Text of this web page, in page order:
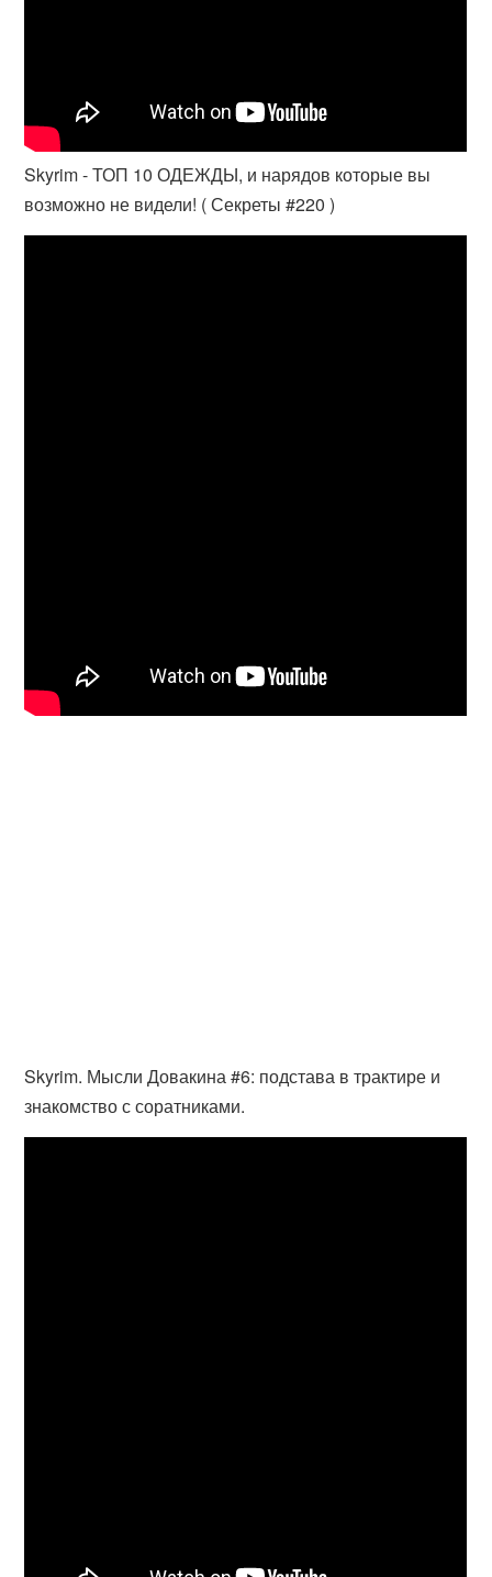
Skyrim - ТОП 10 ОДЕЖДЫ, и нарядов которые вы
возможно не видели! ( Секреты #220 )
Skyrim. Мысли Довакина #6: подстава в трактире и
знакомство с соратниками.